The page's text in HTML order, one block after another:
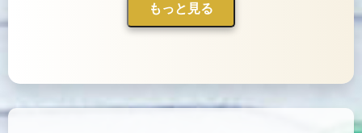
もっと見る